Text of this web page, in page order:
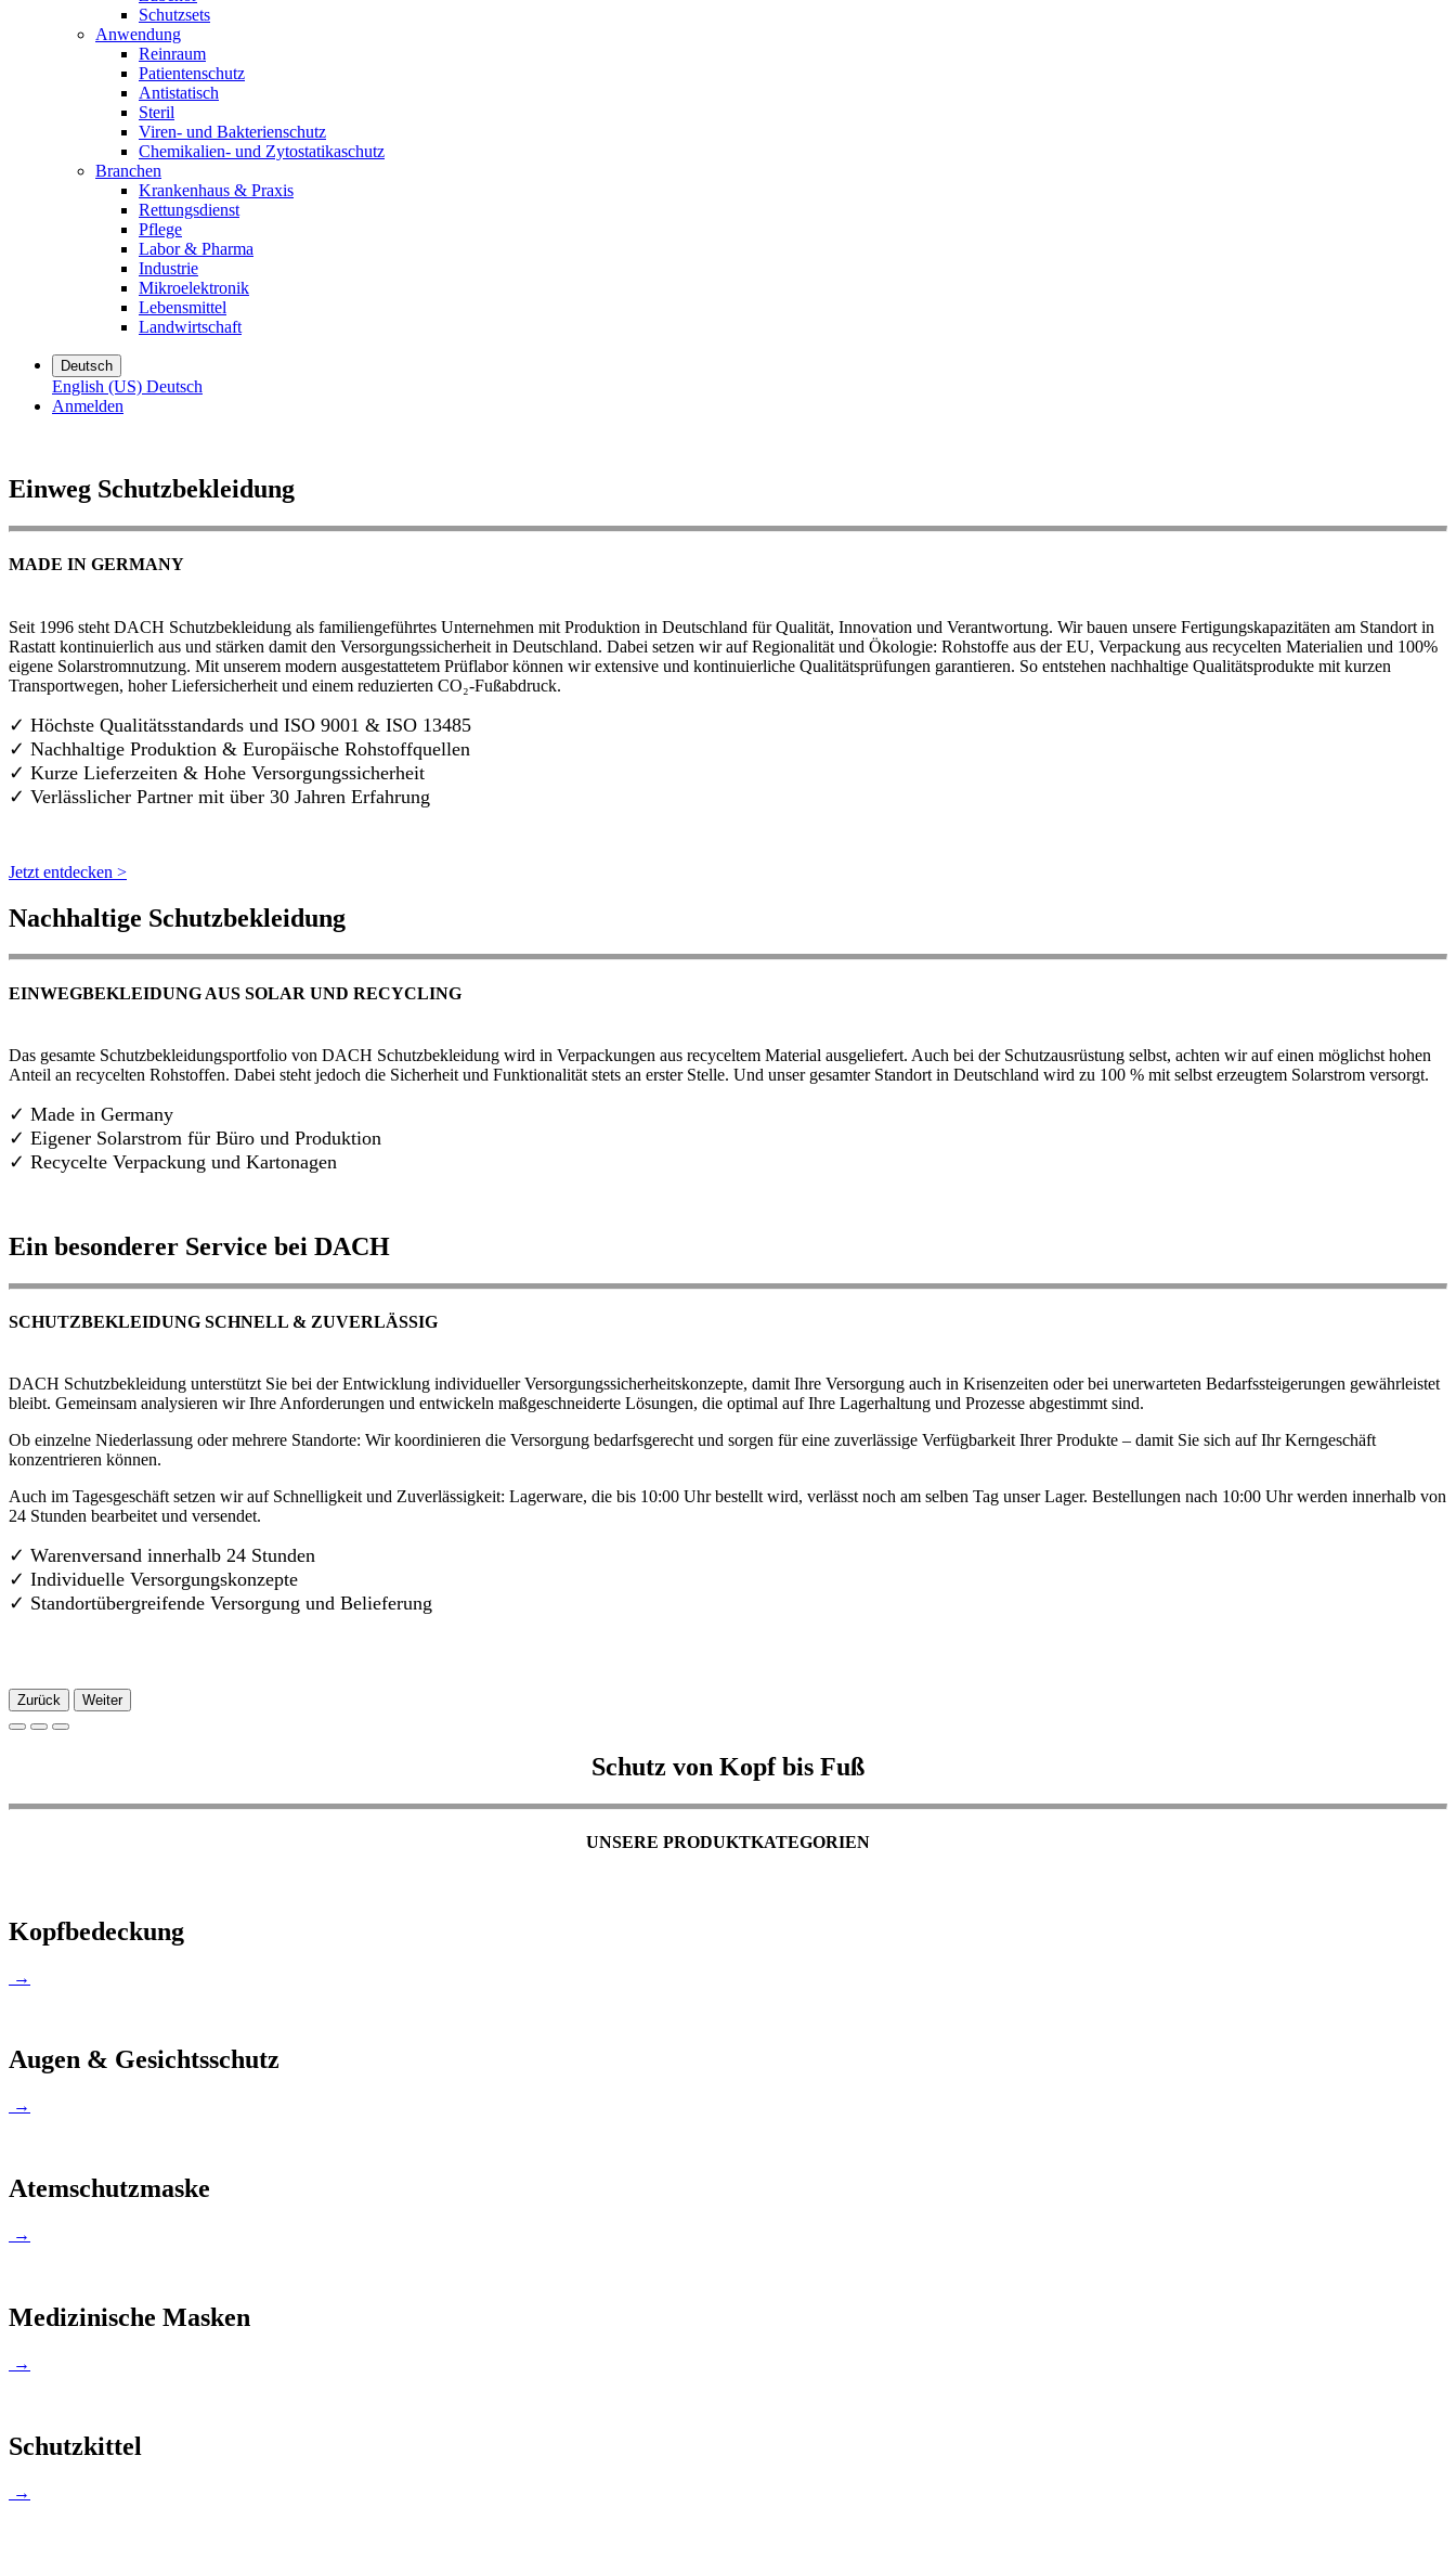
Schutzsets
Anwendung
Reinraum
Patientenschutz
Antistatisch
Steril
Viren- und Bakterienschutz
Chemikalien- und Zytostatikaschutz
Branchen
Krankenhaus & Praxis
Rettungsdienst
Pflege
Labor & Pharma
Industrie
Mikroelektronik
Lebensmittel
Landwirtschaft
Deutsch
English (US) Deutsch
Anmelden
Einweg Schutzbekleidung
MADE IN GERMANY
Seit 1996 steht DACH Schutzbekleidung als familiengeführtes Unternehmen mit Produktion in Deutschland für Qualität, Innovation und Verantwortung. Wir bauen unsere Fertigungskapazitäten am Standort in
Rastatt kontinuierlich aus und stärken damit den Versorgungssicherheit in Deutschland. Dabei setzen wir auf Regionalität und Ökologie: Rohstoffe aus der EU, Verpackung aus recycelten Materialien und 100%
eigene Solarstromnutzung. Mit unserem modern ausgestattetem Prüflabor können wir extensive und kontinuierliche Qualitätsprüfungen garantieren. So entstehen nachhaltige Qualitätsprodukte mit kurzen
Transportwegen, hoher Liefersicherheit und einem reduzierten CO₂-Fußabdruck.
✓ Höchste Qualitätsstandards und ISO 9001 & ISO 13485
✓ Nachhaltige Produktion & Europäische Rohstoffquellen
✓ Kurze Lieferzeiten & Hohe Versorgungssicherheit
✓ Verlässlicher Partner mit über 30 Jahren Erfahrung
Jetzt entdecken >
Nachhaltige Schutzbekleidung
EINWEGBEKLEIDUNG AUS SOLAR UND RECYCLING
Das gesamte Schutzbekleidungsportfolio von DACH Schutzbekleidung wird in Verpackungen aus recyceltem Material ausgeliefert. Auch bei der Schutzausrüstung selbst, achten wir auf einen möglichst hohen
Anteil an recycelten Rohstoffen. Dabei steht jedoch die Sicherheit und Funktionalität stets an erster Stelle. Und unser gesamter Standort in Deutschland wird zu 100 % mit selbst erzeugtem Solarstrom versorgt.
✓ Made in Germany
✓ Eigener Solarstrom für Büro und Produktion
✓ Recycelte Verpackung und Kartonagen
Ein besonderer Service bei DACH
SCHUTZBEKLEIDUNG SCHNELL & ZUVERLÄSSIG
DACH Schutzbekleidung unterstützt Sie bei der Entwicklung individueller Versorgungssicherheitskonzepte, damit Ihre Versorgung auch in Krisenzeiten oder bei unerwarteten Bedarfssteigerungen gewährleistet
bleibt. Gemeinsam analysieren wir Ihre Anforderungen und entwickeln maßgeschneiderte Lösungen, die optimal auf Ihre Lagerhaltung und Prozesse abgestimmt sind.
Ob einzelne Niederlassung oder mehrere Standorte: Wir koordinieren die Versorgung bedarfsgerecht und sorgen für eine zuverlässige Verfügbarkeit Ihrer Produkte – damit Sie sich auf Ihr Kerngeschäft
konzentrieren können.
Auch im Tagesgeschäft setzen wir auf Schnelligkeit und Zuverlässigkeit: Lagerware, die bis 10:00 Uhr bestellt wird, verlässt noch am selben Tag unser Lager. Bestellungen nach 10:00 Uhr werden innerhalb von
24 Stunden bearbeitet und versendet.
✓ Warenversand innerhalb 24 Stunden
✓ Individuelle Versorgungskonzepte
✓ Standortübergreifende Versorgung und Belieferung
Zurück Weiter
Schutz von Kopf bis Fuß
UNSERE PRODUKTKATEGORIEN
Kopfbedeckung
→
Augen & Gesichtsschutz
→
Atemschutzmaske
→
Medizinische Masken
→
Schutzkittel
→